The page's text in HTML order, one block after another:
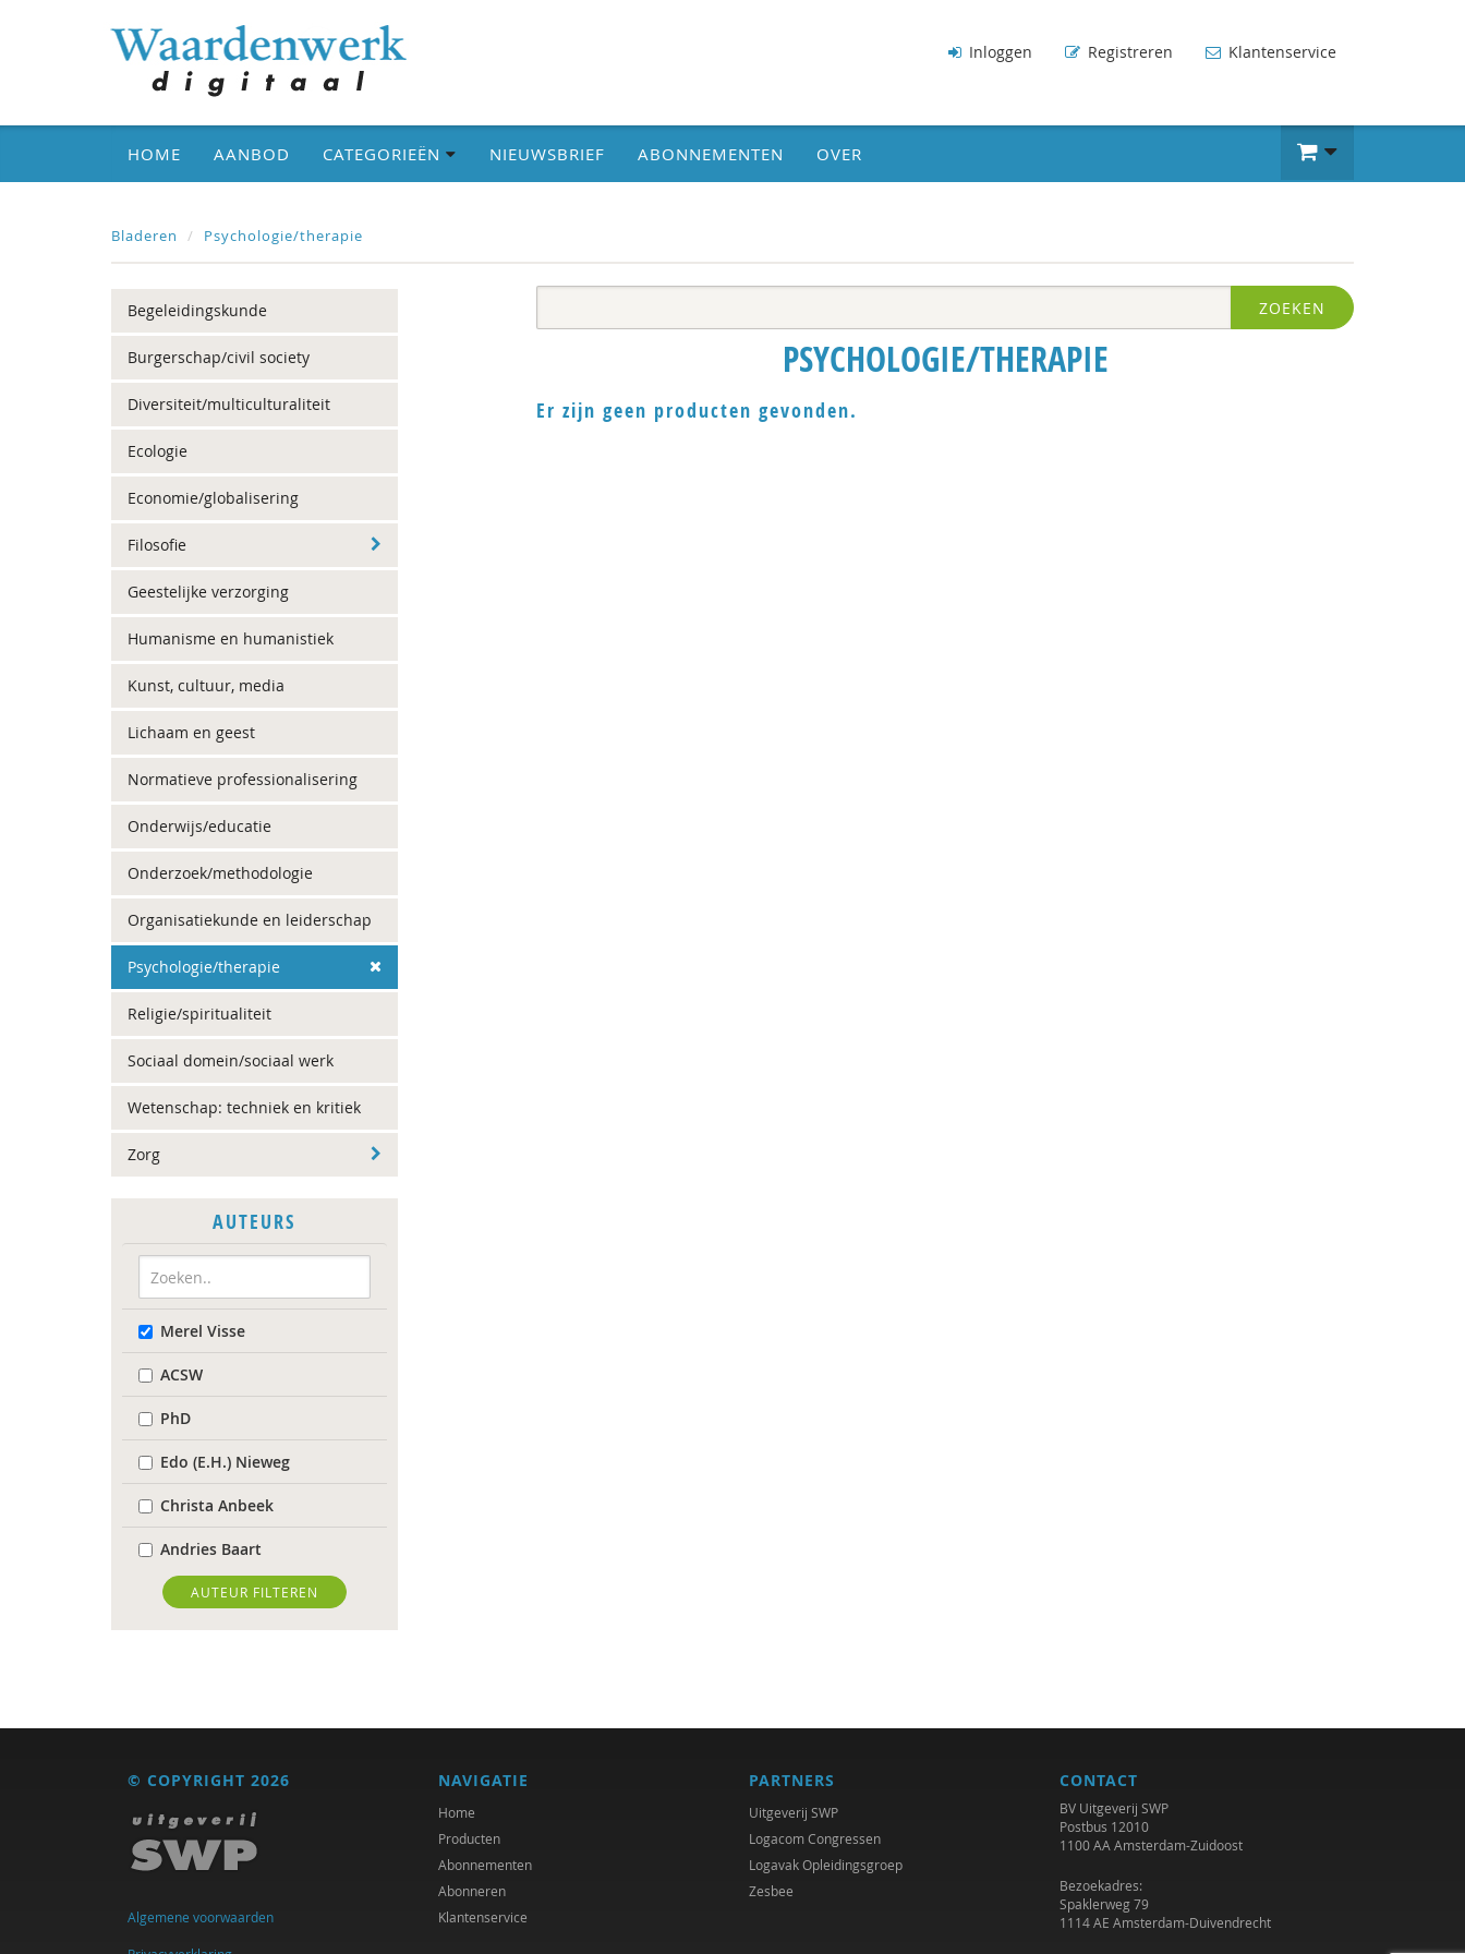
Inloggen Registreren Klantenservice
HOME AANBOD CATEGORIEËN NIEUWSBRIEF ABONNEMENTEN OVER
Bladeren Psychologie/therapie
Begeleidingskunde
Burgerschap/civil society
Diversiteit/multiculturaliteit
Ecologie
Economie/globalisering
Filosofie
Geestelijke verzorging
Humanisme en humanistiek
Kunst, cultuur, media
Lichaam en geest
Normatieve professionalisering
Onderwijs/educatie
Onderzoek/methodologie
Organisatiekunde en leiderschap
Psychologie/therapie
Religie/spiritualiteit
Sociaal domein/sociaal werk
Wetenschap: techniek en kritiek
Zorg
AUTEURS
Merel Visse
ACSW
PhD
Edo (E.H.) Nieweg
Christa Anbeek
Andries Baart
Vivianne Baur
Elena Bendien
Sarah Blaffer Hrdy
Ernst Bohlmeijer
Antoinette Bolscher
Richard Brons
AUTEUR FILTEREN
ZOEKEN
PSYCHOLOGIE/THERAPIE
Er zijn geen producten gevonden.
© COPYRIGHT 2026
Algemene voorwaarden
NAVIGATIE
Home
Producten
Abonnementen
Abonneren
Klantenservice
PARTNERS
Uitgeverij SWP
Logacom Congressen
Logavak Opleidingsgroep
Zesbee
CONTACT
BV Uitgeverij SWP
Postbus 12010
1100 AA Amsterdam-Zuidoost
Bezoekadres:
Spaklerweg 79
1114 AE Amsterdam-Duivendrecht